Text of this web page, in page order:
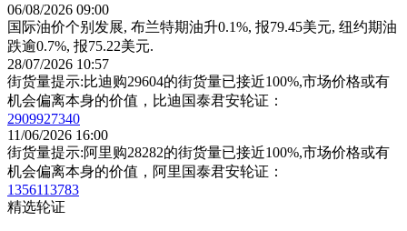
06/08/2026 09:00
国际油价个别发展, 布兰特期油升0.1%, 报79.45美元, 纽约期油
跌逾0.7%, 报75.22美元.
28/07/2026 10:57
街货量提示:比迪购29604的街货量已接近100%,市场价格或有
机会偏离本身的价值，比迪国泰君安轮证：
2909927340
11/06/2026 16:00
街货量提示:阿里购28282的街货量已接近100%,市场价格或有
机会偏离本身的价值，阿里国泰君安轮证：
1356113783
精选轮证